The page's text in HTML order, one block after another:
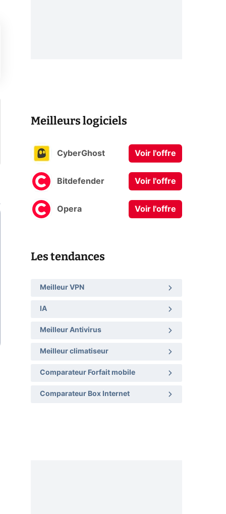
Meilleurs logiciels
CyberGhost Voir l'offre
Bitdefender Voir l'offre
Opera Voir l'offre
Les tendances
Meilleur VPN
IA
Meilleur Antivirus
Meilleur climatiseur
Comparateur Forfait mobile
Comparateur Box Internet